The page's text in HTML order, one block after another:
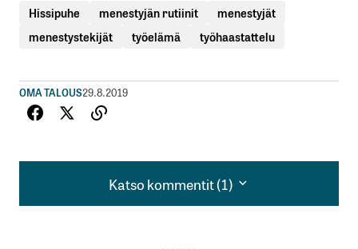
Hissipuhe menestyjän rutiinit
menestyjät
menestystekijät
työelämä työhaastattelu
OMA TALOUS29.8.2019
Katso kommentit (1)
Katso kommentit (1)